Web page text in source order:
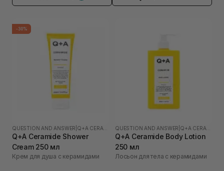
-30%
QUESTION AND ANSWER
Q+A Ceramide Shower
Cream 250 мл
Крем для душа с керамидами
QUESTION AND ANSWER
Q+A Ceramide Body Lotion
250 мл
Лосьон для тела с керамидами